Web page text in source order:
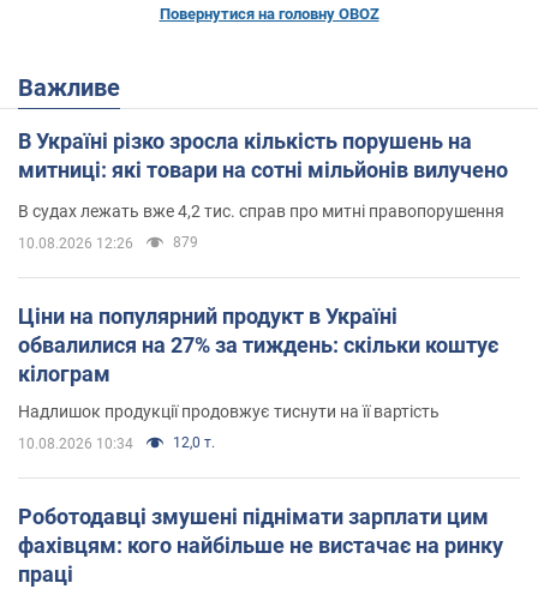
Повернутися на головну OBOZ
Важливе
В Україні різко зросла кількість порушень на
митниці: які товари на сотні мільйонів вилучено
В судах лежать вже 4,2 тис. справ про митні правопорушення
10.08.2026 12:26 879
Ціни на популярний продукт в Україні
обвалилися на 27% за тиждень: скільки коштує
кілограм
Надлишок продукції продовжує тиснути на її вартість
10.08.2026 10:34 12,0 т.
Роботодавці змушені піднімати зарплати цим
фахівцям: кого найбільше не вистачає на ринку
праці